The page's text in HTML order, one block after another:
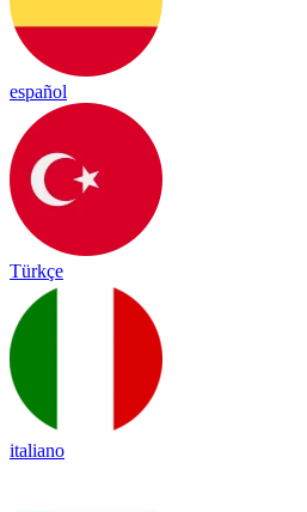
español
Türkçe
italiano